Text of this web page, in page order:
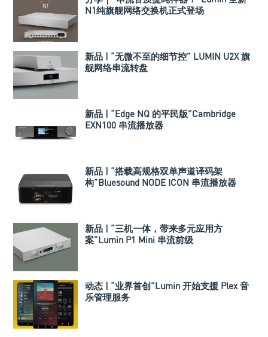
N1纯旗舰网络交换机正式登场
新品 | “无微不至的细节控” LUMIN U2X 旗
舰网络串流转盘
新品 | “Edge NQ 的平民版”Cambridge
EXN100 串流播放器
新品 | “搭载高规格双单声道译码架
构”Bluesound NODE ICON 串流播放器
新品 | “三机一体，带来多元应用方
案”Lumin P1 Mini 串流前级
动态 | “业界首创”Lumin 开始支援 Plex 音
乐管理服务